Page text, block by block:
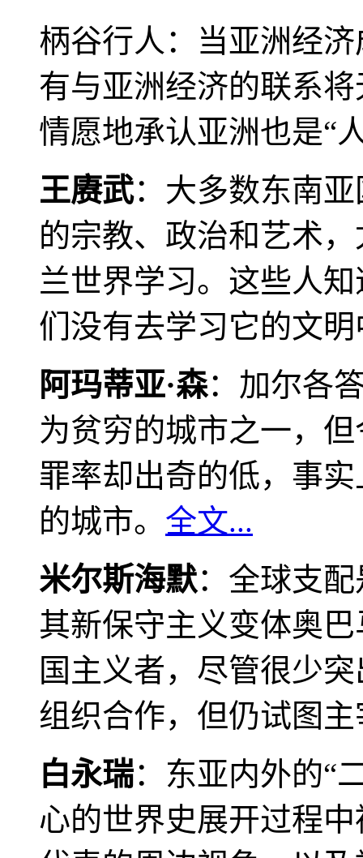
柄谷行人：当亚洲经
有与亚洲经济的联系
情愿地承认亚洲也是“
王赓武：大多数东南
的宗教、政治和艺术
兰世界学习。这些人
们没有去学习它的文
阿玛蒂亚·森：加尔各
为贫穷的城市之一，
罪率却出奇的低，事
的城市。 全文...
米尔斯海默：全球支
其新保守主义变体奥
国主义者，尽管很少
组织合作，但仍试图
白永瑞：东亚内外的“
心的世界史展开过程